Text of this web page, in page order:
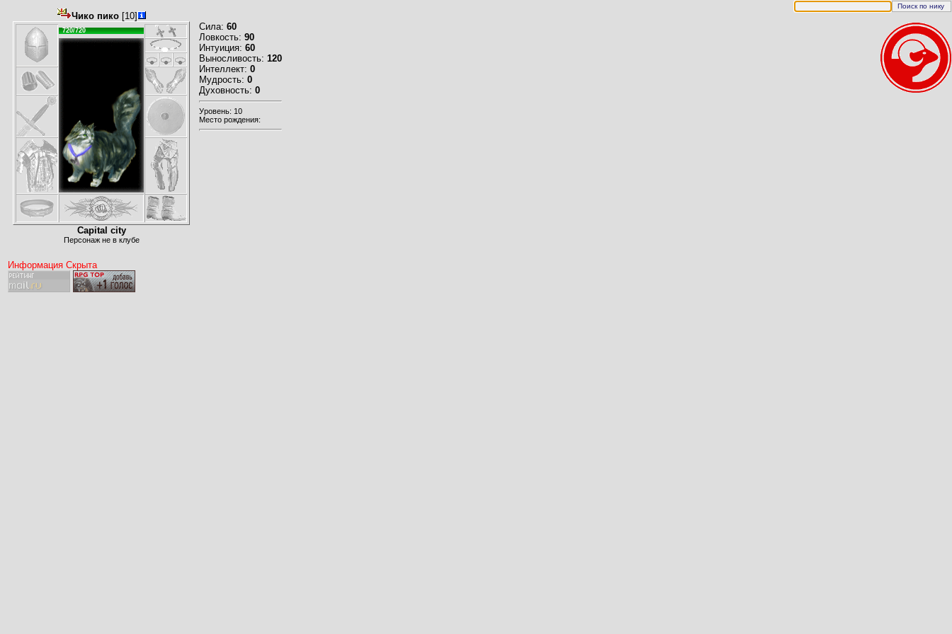
Чико пико[10]
720/720
Capital city
Персонаж не в клубе
Сила: 60
Ловкость: 90
Интуиция: 60
Выносливость: 120
Интеллект: 0
Мудрость: 0
Духовность: 0
Уровень: 10
Место рождения:
Информация Скрыта